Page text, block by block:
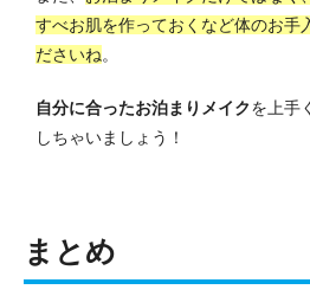
すべお肌を作っておくなど体のお手
ださいね。
自分に合ったお泊まりメイクを上手
しちゃいましょう！
まとめ